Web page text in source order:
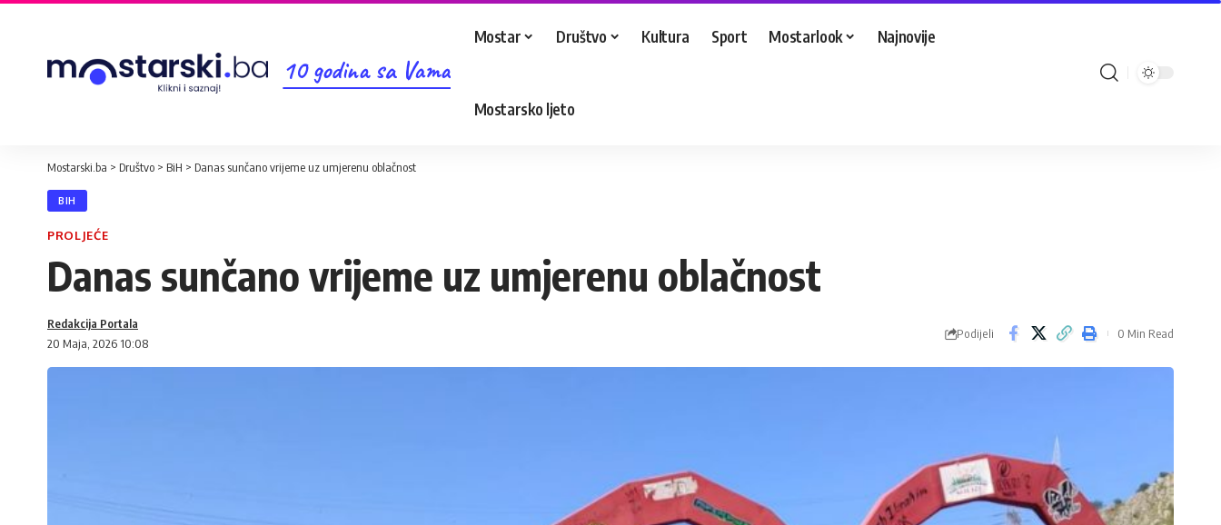
10 godina sa Vama
Mostar Društvo Kultura Sport Mostarlook Najnovije
Mostarsko ljeto
Mostarski.ba > Društvo > BiH > Danas sunčano vrijeme uz umjerenu oblačnost
BIH
PROLJEĆE
Danas sunčano vrijeme uz umjerenu oblačnost
20 Maja, 2026 10:08
Redakcija Portala
Podijeli 0 Min Read